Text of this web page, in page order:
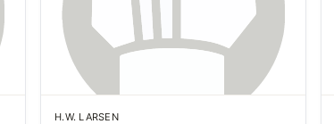
H.W. LARSEN